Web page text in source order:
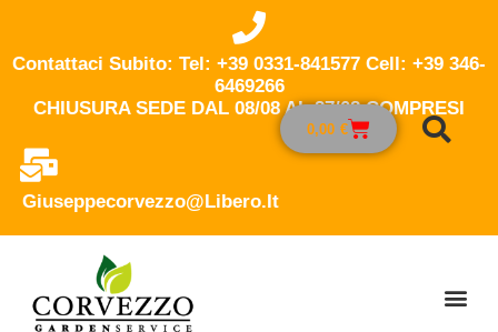
Contattaci Subito: Tel: +39 0331-841577 Cell: +39 346-
6469266
CHIUSURA SEDE DAL 08/08 AL 27/08 COMPRESI
Giuseppecorvezzo@libero.it
0,00 €